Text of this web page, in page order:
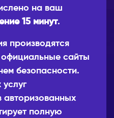
на ваш
15 минут.
производятся
сайты
безопасности.
авторизованных
полную